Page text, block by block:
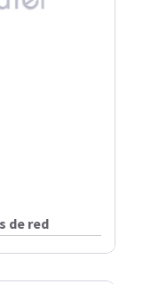
de red